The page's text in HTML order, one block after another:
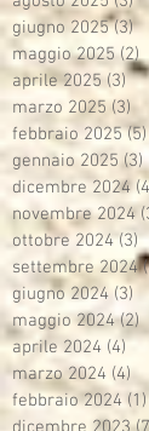
giugno 2025 (3)3
maggio 2025 (2)
aprile 2025 (3)3
marzo 2025 (3)
febbraio 2025 (5)
gennaio 2025 (3)
dicembre 2024
novembre 2024
ottobre 2024 (3)
settembre 2024
giugno 2024 (3)
maggio 2024 (2)
aprile 2024 (4)
marzo 2024 (4)4
febbraio 2024 (1)